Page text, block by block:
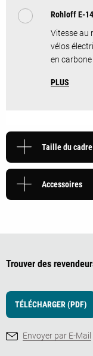
Rohloff E-
Vitesse au
vélos
en
PLUS
Taille du cadre
Accessoires
Trouver des
TÉLÉCHARGER (PDF)
Envoyer par E-Mail